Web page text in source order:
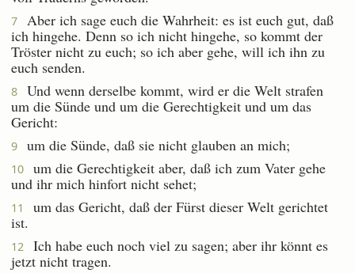
7
Aber ich sage euch die Wahrheit: es ist euch gut, daß
ich hingehe. Denn so ich nicht hingehe, so kommt der
Tröster nicht zu euch; so ich aber gehe, will ich ihn zu
euch senden.
8
Und wenn derselbe kommt, wird er die Welt strafen
um die Sünde und um die Gerechtigkeit und um das
Gericht:
9 um die Sünde, daß sie nicht glauben an mich;
10
um die Gerechtigkeit aber, daß ich zum Vater gehe
und ihr mich hinfort nicht sehet;
11
um das Gericht, daß der Fürst dieser Welt gerichtet
ist.
12
Ich habe euch noch viel zu sagen; aber ihr könnt es
jetzt nicht tragen.